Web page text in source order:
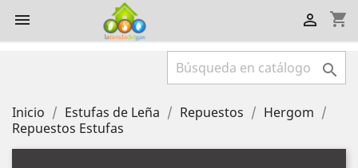
 shopping_cart


Inicio Estufas de Leña Repuestos
Hergom
Repuestos Estufas